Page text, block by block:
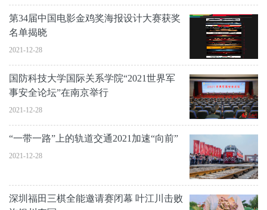
第34届中国电影金鸡奖海报设计大赛获奖
名单揭晓
2021-12-28
国防科技大学国际关系学院“2021世界军
事安全论坛”在南京举行
2021-12-28
“一带一路”上的轨道交通2021加速“向前”
2021-12-28
深圳福田三棋全能邀请赛闭幕 叶江川击败